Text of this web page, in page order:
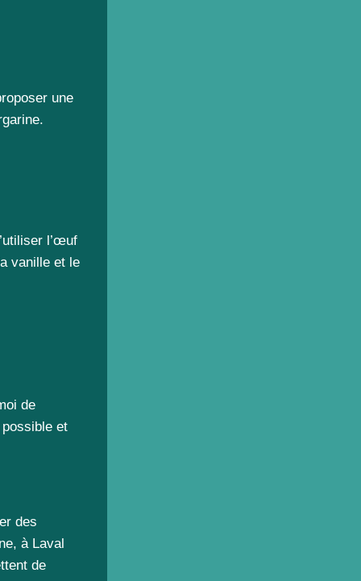
une
l’œuf
vanille et le
de
et
des
à Laval
de